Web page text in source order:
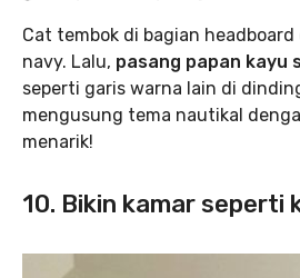
Cat tembok di bagian
navy. Lalu, pasang papan kayu
seperti garis warna lain di
mengusung tema nautikal
menarik!
10. Bikin kamar seperti